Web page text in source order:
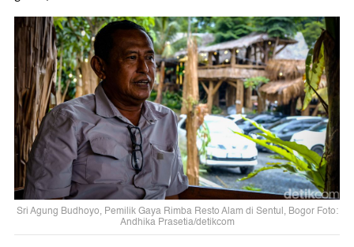
Sri Agung Budhoyo, Pemilik Gaya Rimba Resto Alam di Sentul, Bogor Foto:
Andhika Prasetia/detikcom